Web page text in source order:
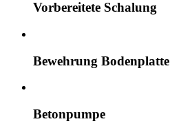
Vorbereitete Schalung
Bewehrung Bodenplatte
Betonpumpe